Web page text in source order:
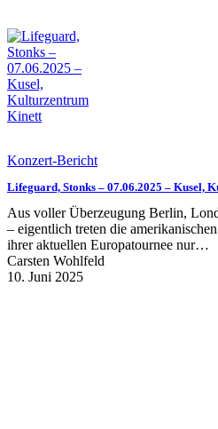
Konzert-Bericht
Lifeguard, Stonks – 07.06.2025 – Kusel,
Aus voller Überzeugung Berlin,
– eigentlich treten die
ihrer aktuellen Europatournee nur…
Carsten Wohlfeld
10. Juni 2025